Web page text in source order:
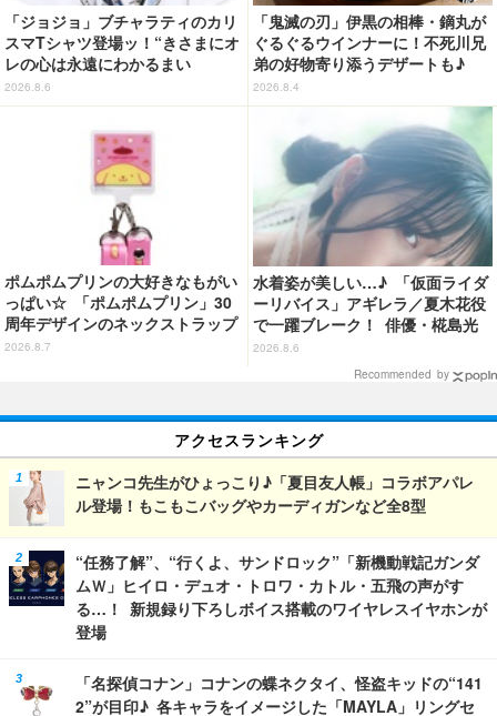
「ジョジョ」ブチャラティのカリ
スマTシャツ登場ッ！“きさまにオ
レの心は永遠にわかるまい
ッ！”や感動のクライマックスを
デザイン
2026.8.6
「鬼滅の刃」伊黒の相棒・鏑丸が
ぐるぐるウインナーに！不死川兄
弟の好物寄り添うデザートも♪
「ジョイフル」コラボ第3弾・第4
弾決定【8月18日～】
2026.8.4
ポムポムプリンの大好きなもがい
っぱい☆ 「ポムポムプリン」30
周年デザインのネックストラップ
がカプセルトイに！ゲーム風デザ
2026.8.7
水着姿が美しい…♪ 「仮面ライダ
ーリバイス」アギレラ／夏木花役
で一躍ブレーク！ 俳優・椛島光
の2nd写真集が予約開始
2026.8.6
Recommended by
アクセスランキング
ニャンコ先生がひょっこり♪「夏目友人帳」コラボアパレ
ル登場！もこもこバッグやカーディガンなど全8型
“任務了解”、“行くよ、サンドロック”「新機動戦記ガンダ
ムＷ」ヒイロ・デュオ・トロワ・カトル・五飛の声がす
る…！ 新規録り下ろしボイス搭載のワイヤレスイヤホンが
登場
「名探偵コナン」コナンの蝶ネクタイ、怪盗キッドの“141
2”が目印♪ 各キャラをイメージした「MAYLA」リングセ